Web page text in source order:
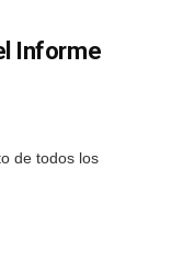
Informe
de todos los